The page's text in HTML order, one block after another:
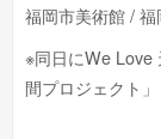
福岡市美術館 /
※同日にWe Love
間プロジェクト